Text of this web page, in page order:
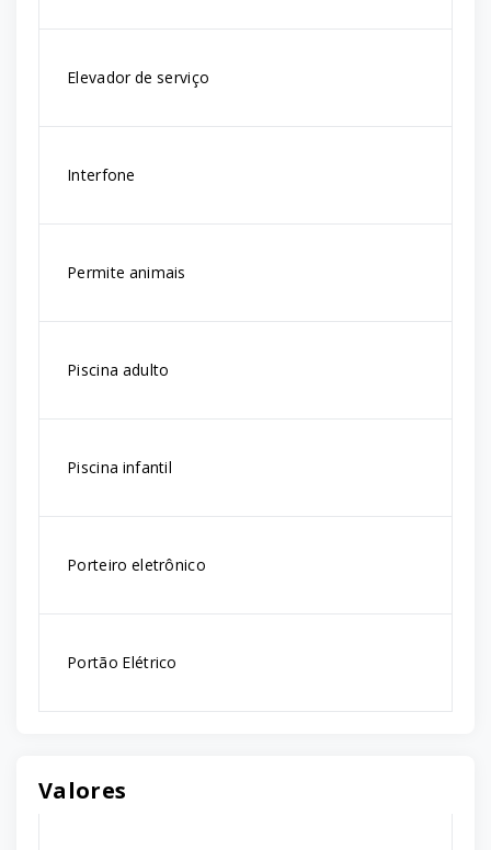
Elevador de serviço
Interfone
Permite animais
Piscina adulto
Piscina infantil
Porteiro eletrônico
Portão Elétrico
Valores